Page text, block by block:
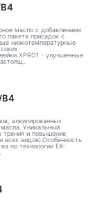
масло с добавлением
пакета присадок с
низкотемпературные
XPRO1 - улучшенные
B4
алкилированных
масла. Уникальный
трения и повышение
видов).Особенность
по технологии EX-